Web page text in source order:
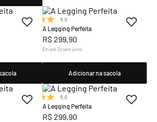
5.0
A Legging Perfeita
R$299,90
Em até2xsem juros
Adicionar na sacola
5.0
A Legging Perfeita
R$299,90